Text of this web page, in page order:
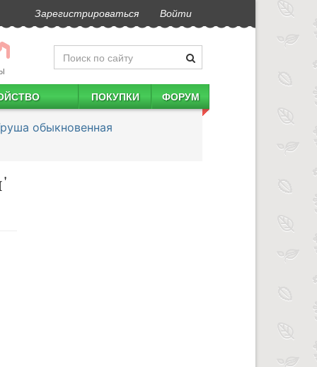
Зарегистрироваться Войти
ПОКУПКИ ФОРУМ
обыкновенная